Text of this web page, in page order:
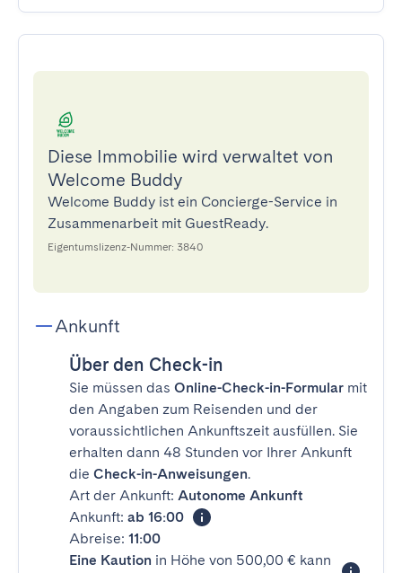
Diese Immobilie wird verwaltet von
Welcome Buddy
Welcome Buddy ist ein Concierge-Service in
Zusammenarbeit mit GuestReady.
Eigentumslizenz-Nummer: 3840
Ankunft
Über den Check-in
Sie müssen das Online-Check-in-Formular mit
den Angaben zum Reisenden und der
voraussichtlichen Ankunftszeit ausfüllen. Sie
erhalten dann 48 Stunden vor Ihrer Ankunft
die Check-in-Anweisungen.
Art der Ankunft: Autonome Ankunft
Ankunft: ab 16:00
Abreise: 11:00
Eine Kaution in Höhe von 500,00 € kann